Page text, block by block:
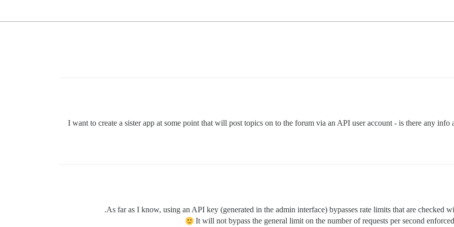
I want to create a sister app at some point that will post topics on to the forum via an API user account - is there any info
As far as I know, using an API key (generated in the admin interface) bypasses rate limits that are checked
It will not bypass the general limit on the number of requests per second